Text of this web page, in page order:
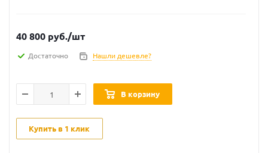
40 800 руб./шт
Достаточно Нашли дешевле?
В корзину
Купить в 1 клик